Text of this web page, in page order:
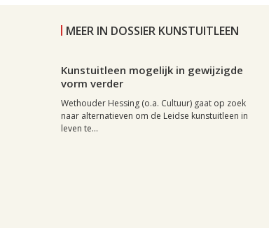
MEER IN DOSSIER KUNSTUITLEEN
Kunstuitleen mogelijk in gewijzigde
vorm verder
Wethouder Hessing (o.a. Cultuur) gaat op zoek
naar alternatieven om de Leidse kunstuitleen in
leven te...